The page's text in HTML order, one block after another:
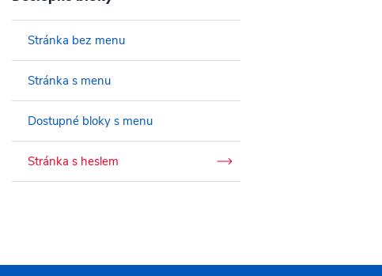
Stránka bez menu
Stránka s menu
Dostupné bloky s menu
Stránka s heslem